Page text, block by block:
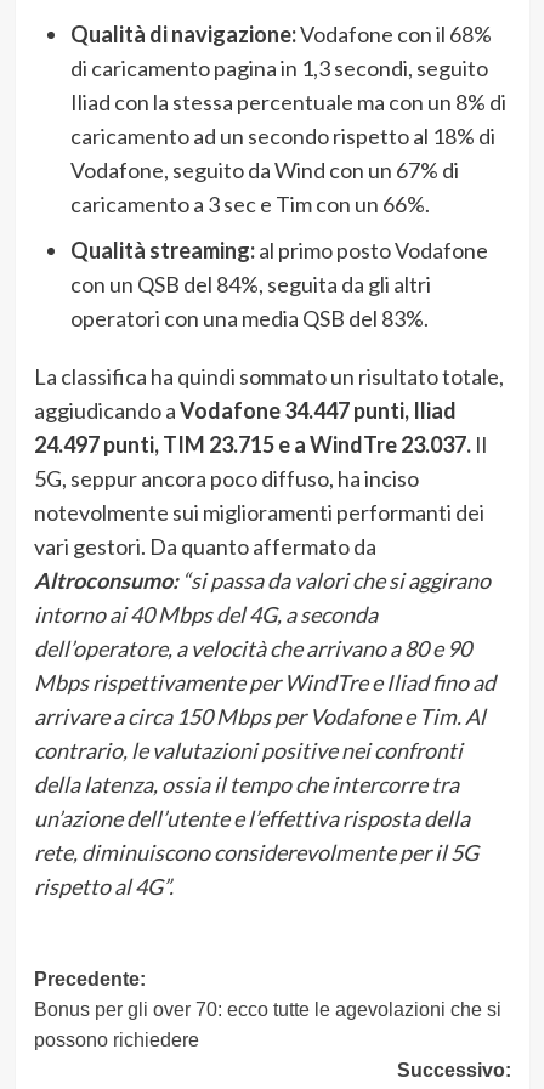
Qualità di navigazione:Vodafone con il 68%
di caricamento pagina in 1,3 secondi, seguito
Iliad con la stessa percentuale ma con un 8% di
caricamento ad un secondo rispetto al 18% di
Vodafone, seguito da Wind con un 67% di
caricamento a 3 sec e Tim con un 66%.
Qualità streaming:al primo posto Vodafone
con un QSB del 84%, seguita da gli altri
operatori con una media QSB del 83%.
La classifica ha quindi sommato un risultato totale,
aggiudicando aVodafone 34.447 punti, Iliad
24.497 punti, TIM 23.715 e a WindTre 23.037.Il
5G, seppur ancora poco diffuso, ha inciso
notevolmente sui miglioramenti performanti dei
vari gestori. Da quanto affermato da
Altroconsumo:“si passa da valori che si aggirano
intorno ai 40 Mbps del 4G, a seconda
dell’operatore, a velocità che arrivano a 80 e 90
Mbps rispettivamente per WindTre e Iliad fino ad
arrivare a circa 150 Mbps per Vodafone e Tim. Al
contrario, le valutazioni positive nei confronti
della latenza, ossia il tempo che intercorre tra
un’azione dell’utente e l’effettiva risposta della
rete, diminuiscono considerevolmente per il 5G
rispetto al 4G”.
Navigazione
articolo
Precedente:
Bonus per gli over 70: ecco tutte le agevolazioni che si
possono richiedere
Successivo: